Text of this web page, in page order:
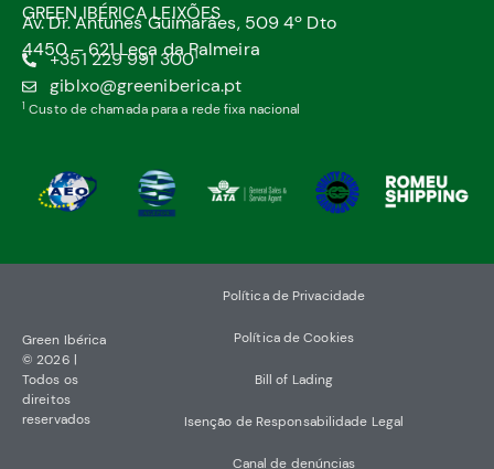
GREEN IBÉRICA LEIXÕES
Av. Dr. Antunes Guimarães, 509 4º Dto
4450 – 621 Leça da Palmeira
+351 229 991 3001
giblxo@greeniberica.pt
1 Custo de chamada para a rede fixa nacional
Green Ibérica
© 2026 |
Todos os
direitos
reservados
Política de Privacidade
Política de Cookies
Bill of Lading
Isenção de Responsabilidade Legal
Canal de denúncias